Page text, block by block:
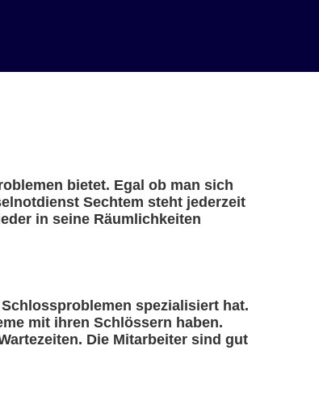
bietet. Egal ob man sich
Sechtem steht jederzeit
in seine Räumlichkeiten
spezialisiert hat.
mit ihren Schlössern haben.
Die Mitarbeiter sind gut